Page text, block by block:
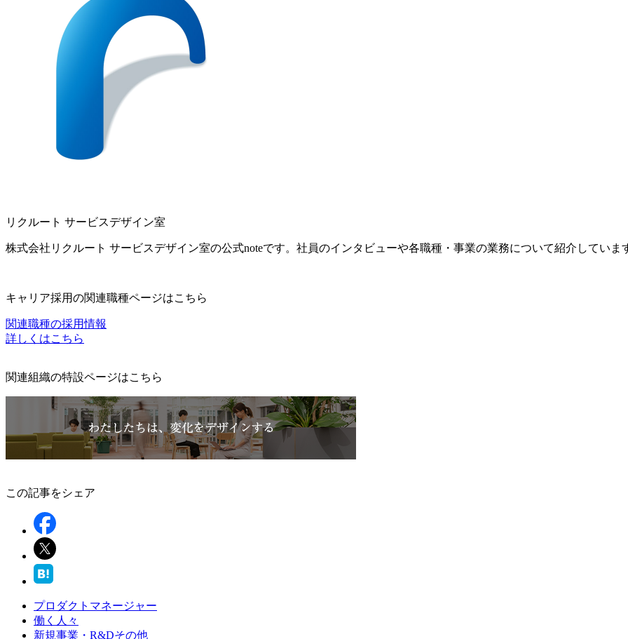
リクルート サービスデザイン室
株式会社リクルート サービスデザイン室の公式noteです。社員のインタビューや各職種・事業の業務について紹介していま
キャリア採用の関連職種ページはこちら
関連職種の採用情報
詳しくはこちら
関連組織の特設ページはこちら
この記事をシェア
プロダクトマネージャー
働く人々
新規事業・R&Dその他